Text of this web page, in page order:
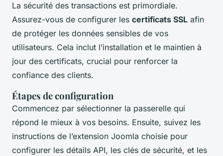
La sécurité des transactions est primordiale.
Assurez-vous de configurer les certificats SSL afin
de protéger les données sensibles de vos
utilisateurs. Cela inclut l’installation et le maintien à
jour des certificats, crucial pour renforcer la
confiance des clients.
Étapes de configuration
Commencez par sélectionner la passerelle qui
répond le mieux à vos besoins. Ensuite, suivez les
instructions de l’extension Joomla choisie pour
configurer les détails API, les clés de sécurité, et les